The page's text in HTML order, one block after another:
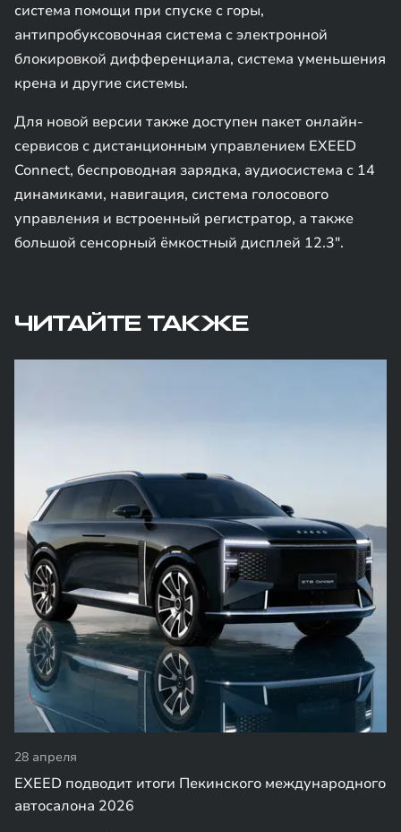
система помощи при спуске с горы,
антипробуксовочная система с электронной
блокировкой дифференциала, система уменьшения
крена и другие системы.
Для новой версии также доступен пакет онлайн-
сервисов с дистанционным управлением EXEED
Connect, беспроводная зарядка, аудиосистема с 14
динамиками, навигация, система голосового
управления и встроенный регистратор, а также
большой сенсорный ёмкостный дисплей 12.3".
ЧИТАЙТЕ ТАКЖЕ
28 апреля
EXEED подводит итоги Пекинского международного
автосалона 2026